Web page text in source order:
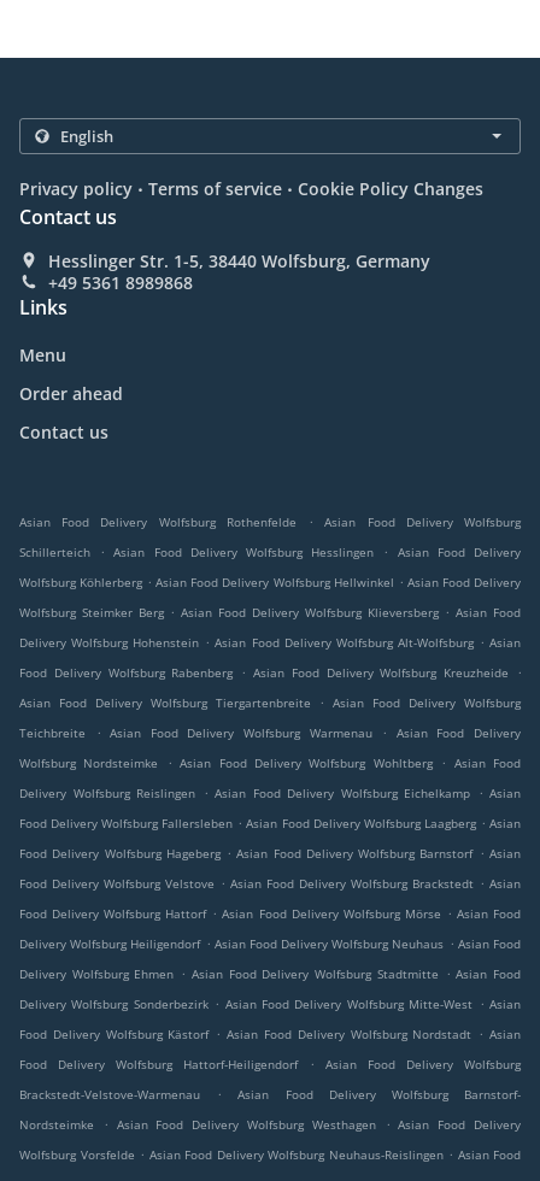
Privacy policy . Terms of service . Cookie Policy Changes
Contact us
Hesslinger Str. 1-5, 38440 Wolfsburg, Germany
+49 5361 8989868
Links
Menu
Order ahead
Contact us
Asian Food Delivery Wolfsburg Rothenfelde .
Asian Food Delivery Wolfsburg
Schillerteich
. Asian Food Delivery Wolfsburg Hesslingen .
Asian Food Delivery
Wolfsburg Köhlerberg . Asian Food Delivery Wolfsburg Hellwinkel . Asian Food Delivery
Wolfsburg Steimker Berg . Asian Food Delivery Wolfsburg Klieversberg . Asian Food
Delivery Wolfsburg Hohenstein . Asian Food Delivery Wolfsburg Alt-Wolfsburg . Asian
Food Delivery Wolfsburg Rabenberg
. Asian Food Delivery Wolfsburg Kreuzheide
.
Asian Food Delivery Wolfsburg Tiergartenbreite
. Asian Food Delivery Wolfsburg
Teichbreite
. Asian Food Delivery Wolfsburg Warmenau .
Asian Food Delivery
Wolfsburg Nordsteimke
. Asian Food Delivery Wolfsburg Wohltberg . Asian Food
Delivery Wolfsburg Reislingen
. Asian Food Delivery Wolfsburg Eichelkamp . Asian
Food Delivery Wolfsburg Fallersleben . Asian Food Delivery Wolfsburg Laagberg . Asian
Food Delivery Wolfsburg Hageberg . Asian Food Delivery Wolfsburg Barnstorf . Asian
Food Delivery Wolfsburg Velstove . Asian Food Delivery Wolfsburg Brackstedt . Asian
Food Delivery Wolfsburg Hattorf . Asian Food Delivery Wolfsburg Mörse . Asian Food
Delivery Wolfsburg Heiligendorf . Asian Food Delivery Wolfsburg Neuhaus . Asian Food
Delivery Wolfsburg Ehmen . Asian Food Delivery Wolfsburg Stadtmitte . Asian Food
Delivery Wolfsburg Sonderbezirk . Asian Food Delivery Wolfsburg Mitte-West . Asian
Food Delivery Wolfsburg Kästorf . Asian Food Delivery Wolfsburg Nordstadt . Asian
Food Delivery Wolfsburg Hattorf-Heiligendorf
.
Asian Food Delivery Wolfsburg
Brackstedt-Velstove-Warmenau
.
Asian Food Delivery Wolfsburg Barnstorf-
Nordsteimke
. Asian Food Delivery Wolfsburg Westhagen . Asian Food Delivery
Wolfsburg Vorsfelde . Asian Food Delivery Wolfsburg Neuhaus-Reislingen . Asian Food